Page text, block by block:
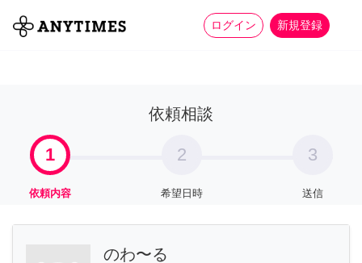
ログイン 新規登録
全て 家事 more_horiz
依頼相談
1
依頼内容
2
希望日時
3
送信
のわ〜る